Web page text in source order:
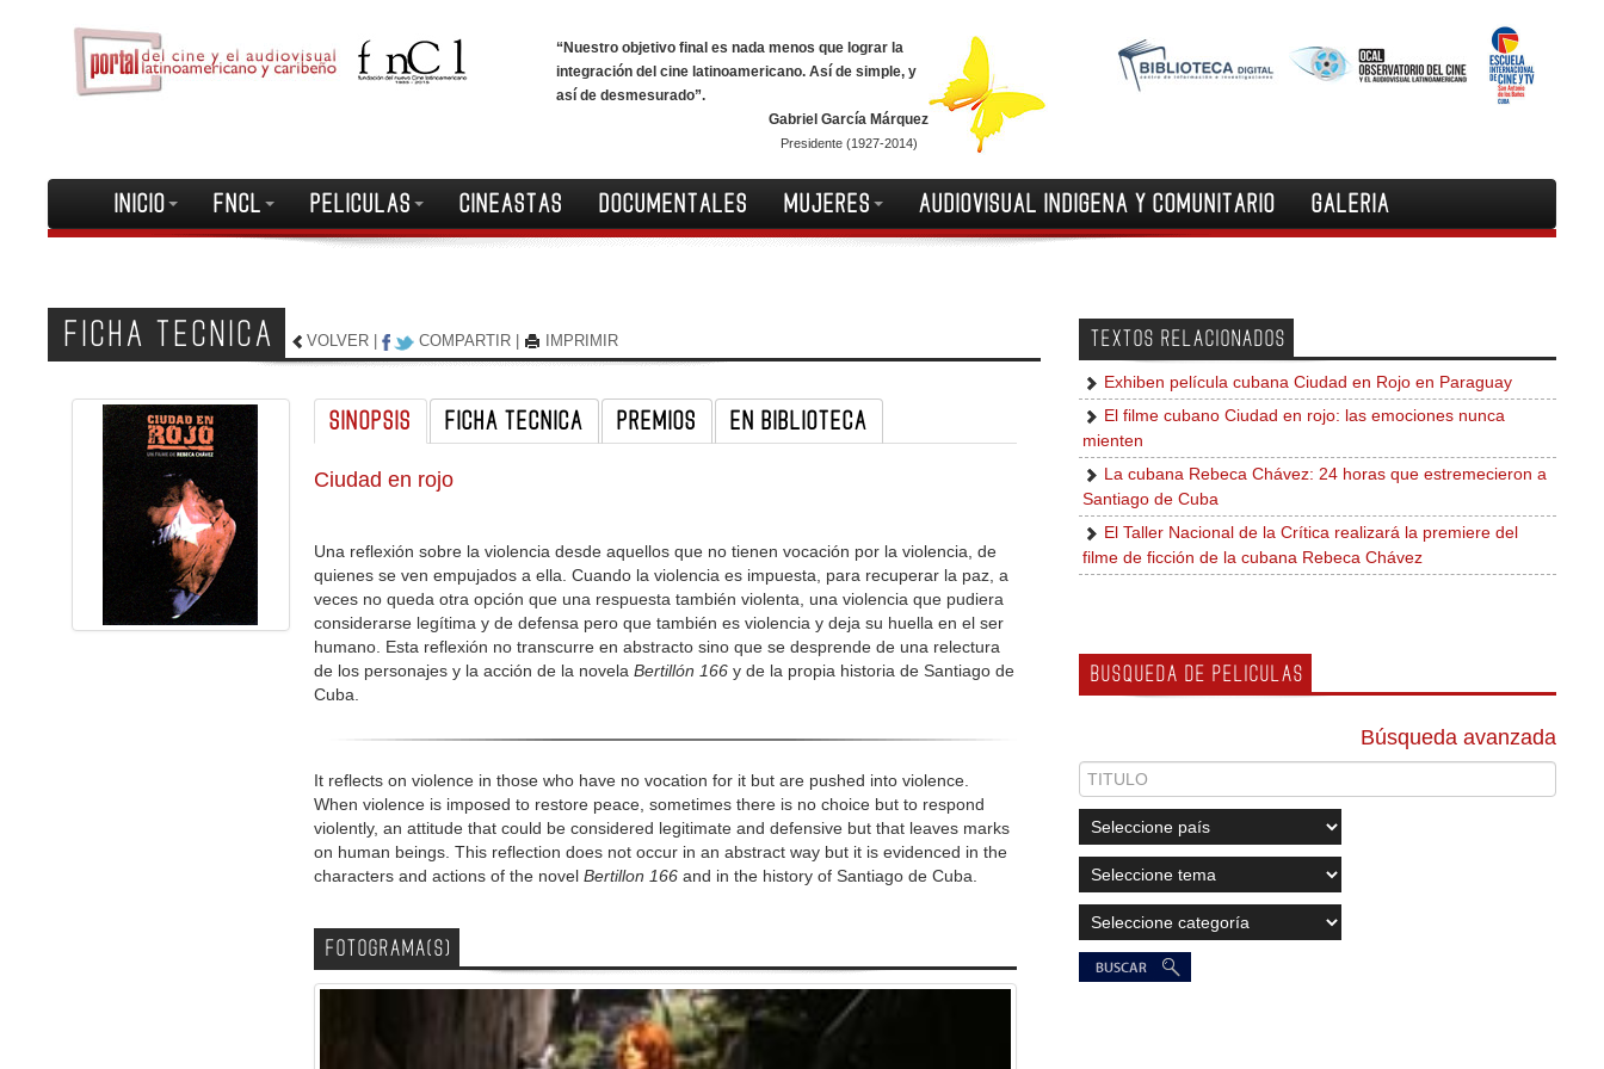
“Nuestro objetivo final es nada menos que lograr la
integración del cine latinoamericano. Así de simple, y
así de desmesurado”.
Gabriel García Márquez
Presidente (1927-2014)
INICIO FNCL PELICULAS CINEASTAS DOCUMENTALES MUJERES AUDIOVISUAL INDIGENA Y COMUNITARIO GALERIA
FICHA TECNICA VOLVER COMPARTIR IMPRIMIR
SINOPSIS FICHA TECNICA PREMIOS EN BIBLIOTECA
Ciudad en rojo
Una reflexión sobre la violencia desde aquellos que no tienen vocación por la violencia, de
quienes se ven empujados a ella. Cuando la violencia es impuesta, para recuperar la paz, a
veces no queda otra opción que una respuesta también violenta, una violencia que pudiera
considerarse legítima y de defensa pero que también es violencia y deja su huella en el ser
humano. Esta reflexión no transcurre en abstracto sino que se desprende de una relectura
de los personajes y la acción de la novelaBertillón 166 y de la propia historia de Santiago de
Cuba.
It reflects on violence in those who have no vocation for it but are pushed into violence.
When violence is imposed to restore peace, sometimes there is no choice but to respond
violently, an attitude that could be considered legitimate and defensive but that leaves marks
on human beings. This reflection does not occur in an abstract way but it is evidenced in the
characters and actions of the novelBertillon 166and in the history of Santiago de Cuba.
FOTOGRAMA(S)
TEXTOS RELACIONADOS
Exhiben película cubana Ciudad en Rojo en Paraguay
El filme cubano Ciudad en rojo: las emociones nunca
mienten
La cubana Rebeca Chávez: 24 horas que estremecieron a
Santiago de Cuba
El Taller Nacional de la Crítica realizará la premiere del
filme de ficción de la cubana Rebeca Chávez
BUSQUEDA DE PELICULAS
Búsqueda avanzada